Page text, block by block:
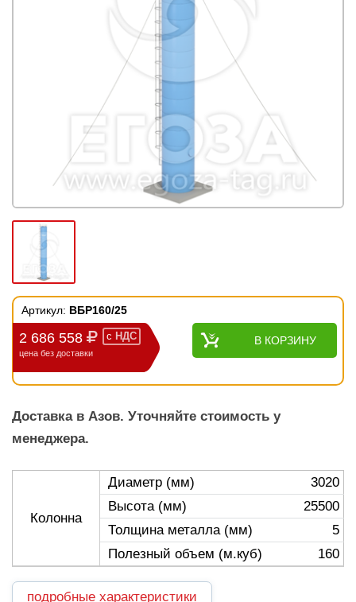
Артикул: ВБР160/25
2 686 558 с НДС
цена без доставки
В КОРЗИНУ
Доставка в Азов. Уточняйте стоимость у
менеджера.
Колонна
Диаметр (мм)
3020
Высота (мм)
25500
Толщина металла (мм)
5
Полезный объем (м.куб)
160
подробные характеристики